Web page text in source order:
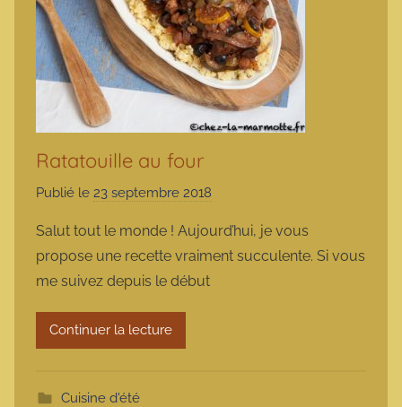
Ratatouille au four
Publié le 23 septembre 2018
r
m
Salut tout le monde ! Aujourd’hui, je vous
propose une recette vraiment succulente. Si vous
me suivez depuis le début
Continuer la lecture
Cuisine d'été